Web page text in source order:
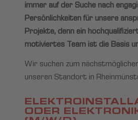
immer auf der Suche nach
Persönlichkeiten für unsere
Projekte, denn ein
motiviertes Team ist die Basis
Wir suchen zum
unseren Standort in
ODER